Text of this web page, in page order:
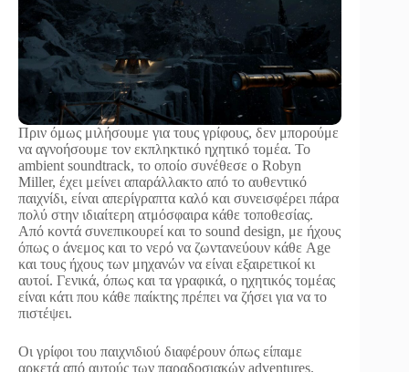
Πριν όμως μιλήσουμε για τους γρίφους, δεν μπορούμε
να αγνοήσουμε τον εκπληκτικό ηχητικό τομέα. Το
ambient soundtrack, το οποίο συνέθεσε ο Robyn
Miller, έχει μείνει απαράλλακτο από το αυθεντικό
παιχνίδι, είναι απερίγραπτα καλό και συνεισφέρει πάρα
πολύ στην ιδιαίτερη ατμόσφαιρα κάθε τοποθεσίας.
Aπό κοντά συνεπικουρεί και το sound design, με ήχους
όπως ο άνεμος και το νερό να ζωντανεύουν κάθε Age
και τους ήχους των μηχανών να είναι εξαιρετικοί κι
αυτοί. Γενικά, όπως και τα γραφικά, ο ηχητικός τομέας
είναι κάτι που κάθε παίκτης πρέπει να ζήσει για να το
πιστέψει.
Οι γρίφοι του παιχνιδιού διαφέρουν όπως είπαμε
αρκετά από αυτούς των παραδοσιακών adventures.